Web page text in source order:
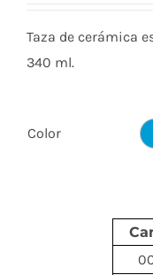
Taza de cerámica
340 ml.
Color